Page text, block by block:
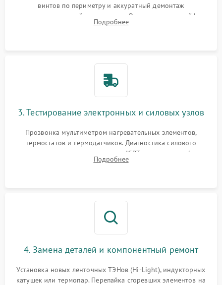
винтов по периметру и аккуратный демонтаж
стеклокерамической поверхности. Отсоединение шлейфов
сенсорного блока для доступа к силовым платам, катушкам
Подробнее
3. Тестирование электронных и силовых узлов
Прозвонка мультиметром нагревательных элементов,
термостатов и термодатчиков. Диагностика силового
модуля, реле, диодных мостов и IGBT-транзисторов (для
индукции). Проверка кранов и газ-контроля (для газовых
Подробнее
4. Замена деталей и компонентный ремонт
Установка новых ленточных ТЭНов (Hi-Light), индукторных
катушек или термопар. Перепайка сгоревших элементов на